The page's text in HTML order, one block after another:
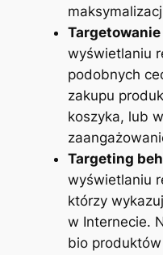
wyświetlaniu
podobnych
zakupu
koszyka, lub
Targeting
wyświetlaniu
którzy
w Internecie.
bio